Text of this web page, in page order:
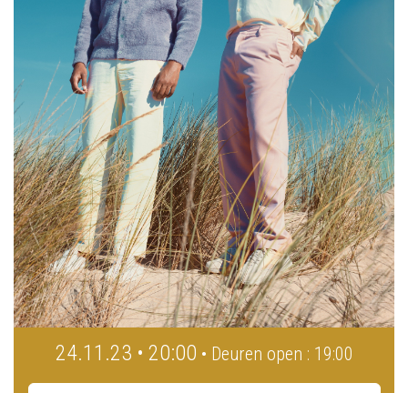
24.11.23 • 20:00 • Deuren open : 19:00